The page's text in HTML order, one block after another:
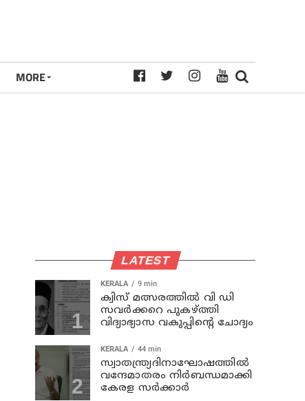
MORE
LATEST
KERALA 9 min
ക്വിസ് മത്സരത്തില്‍ വി ഡി
സവര്‍ക്കറെ പുകഴ്ത്തി
വിദ്യാഭ്യാസ വകുപ്പിന്റെ ചോദ്യം
KERALA 44 min
സ്വാതന്ത്ര്യദിനാഘോഷത്തില്‍
വന്ദേമാതരം നിര്‍ബന്ധമാക്കി
കേരള സര്‍ക്കാര്‍